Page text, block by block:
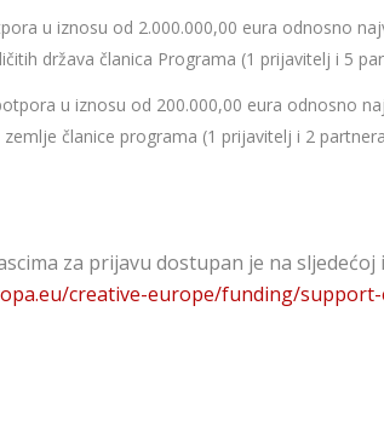
u iznosu od 2.000.000,00 eura odnosno
država članica Programa (1 prijavitelj i 5
u iznosu od 200.000,00 eura odnosno
članice programa (1 prijavitelj i 2
za prijavu dostupan je na
creative-europe/funding/